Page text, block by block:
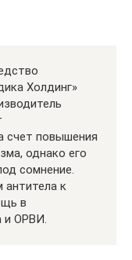
Холдинг»
счет повышения
однако его
сомнение.
антитела к
в
и ОРВИ.